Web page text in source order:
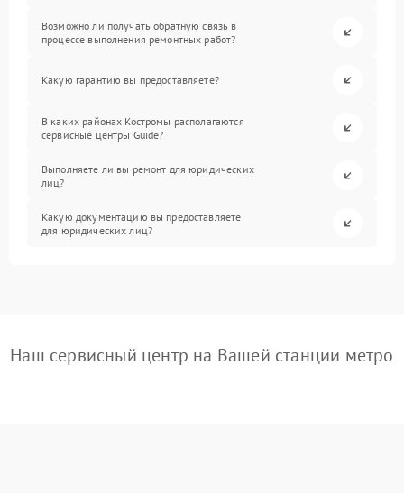
Возможно ли получать обратную связь в
процессе выполнения ремонтных работ?
Какую гарантию вы предоставляете?
В каких районах Костромы располагаются
сервисные центры Guide?
Выполняете ли вы ремонт для юридических
лиц?
Какую документацию вы предоставляете
для юридических лиц?
Наш сервисный центр на Вашей станции метро